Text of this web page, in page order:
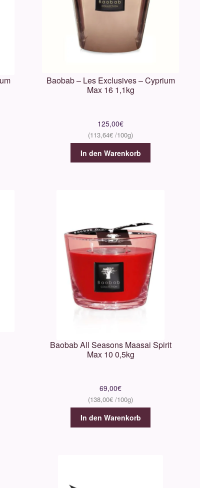
Baobab – Les Exclusives – Cyprium
Max 16 1,1kg
125,00€
113,64€
In den Warenkorb
Baobab All Seasons Maasai Spirit
Max 10 0,5kg
69,00€
138,00€
In den Warenkorb